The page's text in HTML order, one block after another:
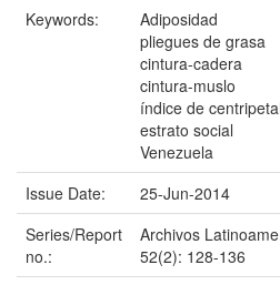
Keywords:
Adiposidad
pliegues de grasa
cintura-cadera
cintura-muslo
índice de
estrato social
Venezuela
Issue Date:
25-Jun-2014
Series/Report
no.:
Archivos
52(2): 128-136